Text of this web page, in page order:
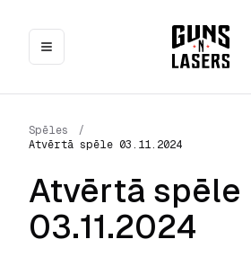
Spēles
/
Atvērtā spēle 03.11.2024
Atvērtā spēle
03.11.2024